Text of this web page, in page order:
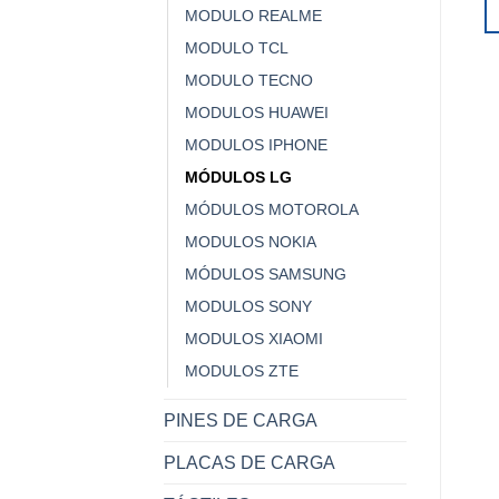
MODULO REALME
MODULO TCL
MODULO TECNO
MODULOS HUAWEI
MODULOS IPHONE
MÓDULOS LG
MÓDULOS MOTOROLA
MODULOS NOKIA
MÓDULOS SAMSUNG
MODULOS SONY
MODULOS XIAOMI
MODULOS ZTE
PINES DE CARGA
PLACAS DE CARGA